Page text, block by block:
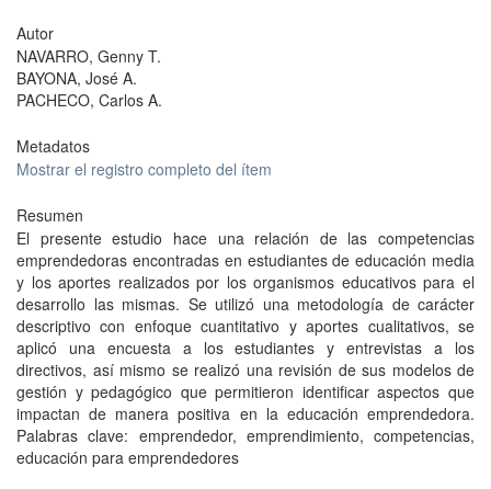
Autor
NAVARRO, Genny T.
BAYONA, José A.
PACHECO, Carlos A.
Metadatos
Mostrar el registro completo del ítem
Resumen
El presente estudio hace una relación de las competencias
emprendedoras encontradas en estudiantes de educación media
y los aportes realizados por los organismos educativos para el
desarrollo las mismas. Se utilizó una metodología de carácter
descriptivo con enfoque cuantitativo y aportes cualitativos, se
aplicó una encuesta a los estudiantes y entrevistas a los
directivos, así mismo se realizó una revisión de sus modelos de
gestión y pedagógico que permitieron identificar aspectos que
impactan de manera positiva en la educación emprendedora.
Palabras clave: emprendedor, emprendimiento, competencias,
educación para emprendedores